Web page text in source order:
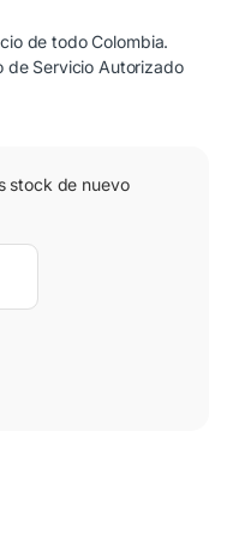
de todo Colombia.
de Servicio Autorizado
stock de nuevo